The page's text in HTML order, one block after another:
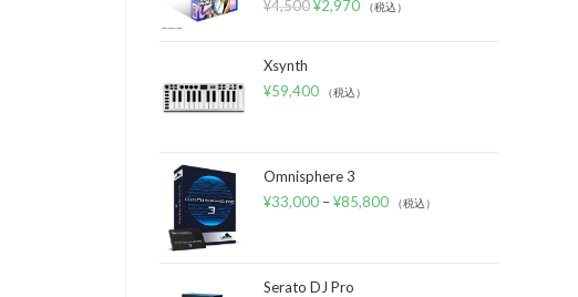
¥4,500¥2,970 （税込）
Xsynth
¥59,400 （税込）
Omnisphere 3
¥33,000 –¥85,800 （税込）
Serato DJ Pro